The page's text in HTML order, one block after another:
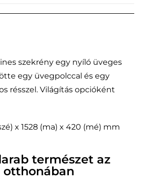
szekrény egy nyíló üveges
egy üvegpolccal és egy
résszel. Világítás opcióként
x 1528 (ma) x 420 (mé) mm
természet az
otthonában